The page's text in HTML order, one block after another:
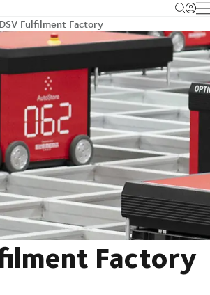
iniziale
DSV Fulfilment Factory
Factory